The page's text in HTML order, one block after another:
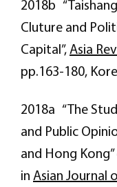
2018b
Cluture and
Capital”,Asia
pp.163-180,
2018a “The
and Public
and Hong
in Asian Journal